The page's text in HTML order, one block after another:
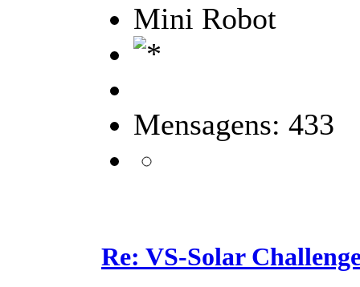
Mini Robot
Mensagens: 433
Re: VS-Solar